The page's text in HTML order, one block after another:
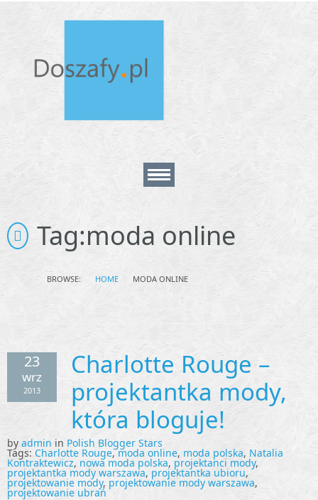
Home
Contact
Tag:moda online
BROWSE: HOME MODA ONLINE
23
wrz
2013
Charlotte Rouge –
projektantka mody,
która bloguje!
by admin in Polish Blogger Stars
Tags: Charlotte Rouge,moda online, moda polska, Natalia
Kontraktewicz, nowa moda polska, projektanci mody,
projektantka mody warszawa, projektantka ubioru,
projektowanie mody, projektowanie mody warszawa,
projektowanie ubrań